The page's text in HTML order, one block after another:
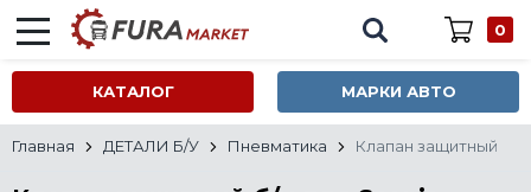
0
КАТАЛОГ МАРКИ АВТО
Главная ДЕТАЛИ Б/У Пневматика Клапан защитный